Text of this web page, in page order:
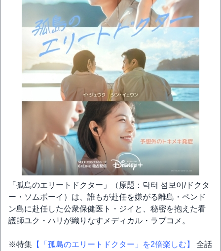
「孤島のエリートドクター」（原題：닥터 섬보이/ドクタ
ー・ソムボーイ）は、誰もが赴任を嫌がる離島・ペンド
ン島に赴任した公衆保健医ト・ジイと、秘密を抱えた看
護師ユク・ハリが織りなすメディカル・ラブコメ。
※特集 【「孤島のエリートドクター」を2倍楽しむ】
全話